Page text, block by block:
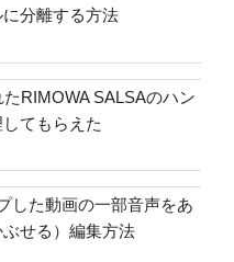
分離する方法
RIMOWA SALSAのハン
てもらえた
した動画の一部音声をあ
せる）編集方法